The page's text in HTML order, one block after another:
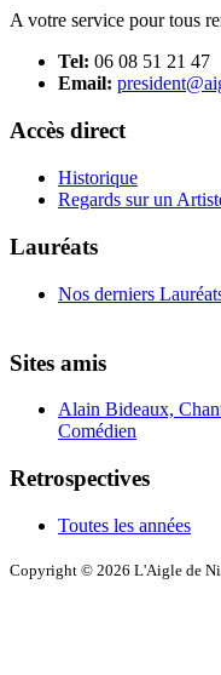
A votre service pour tous
Tel: 06 08 51 21 47
Email:
Accès direct
Historique
Regards sur un
Lauréats
Nos derniers
Sites amis
Alain Bideaux,
Comédien
Retrospectives
Toutes les années
Copyright © 2026 L'Aigle de